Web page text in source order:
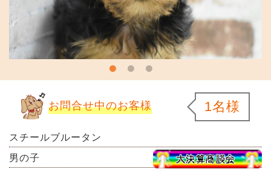
お問合せ中のお客様 1名様
スチールブルータン
男の子